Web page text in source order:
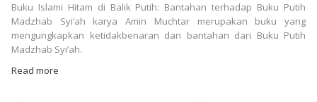
Buku Islami Hitam di Balik Putih: Bantahan terhadap Buku Putih
Madzhab Syi’ah karya Amin Muchtar merupakan buku yang
mengungkapkan ketidakbenaran dan bantahan dari Buku Putih
Madzhab Syi’ah.
Read more